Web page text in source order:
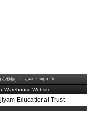
|
தள வரைபடம்
Warehouse Website
Educational Trust.